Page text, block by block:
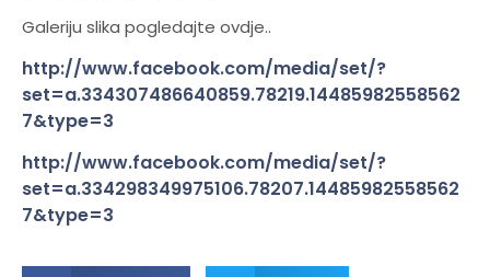
Galeriju slika pogledajte ovdje..
http://www.facebook.com/media/set/?
set=a.334307486640859.78219.14485982558562
7&type=3
http://www.facebook.com/media/set/?
set=a.334298349975106.78207.14485982558562
7&type=3